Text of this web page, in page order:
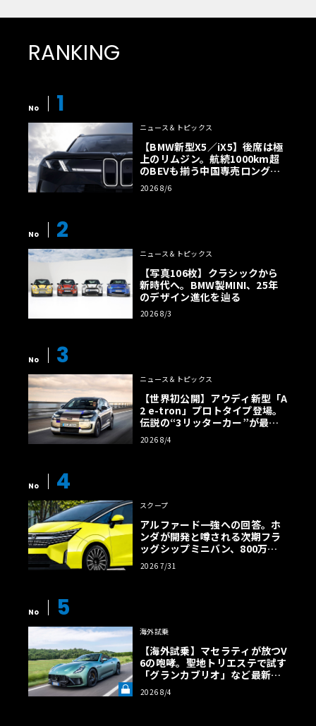
RANKING
No 1
ニュース＆トピックス
【BMW新型X5／iX5】後席は極
上のリムジン。航続1000km超
のBEVも揃う中国専売ロング仕
様の全貌
2026 8/6
No 2
ニュース＆トピックス
【写真106枚】クラシックから
新時代へ。BMW製MINI、25年
のデザイン進化を辿る
2026 8/3
No 3
ニュース＆トピックス
【世界初公開】アウディ新型「A
2 e-tron」プロトタイプ登場。
伝説の“3リッターカー”が最高
効率エントリーBEVとして復活
【画像38枚】
2026 8/4
No 4
スクープ
アルファード一強への回答。ホ
ンダが開発と噂される次期フラ
ッグシップミニバン、800万円
超の勝算【予想CG】
2026 7/31
No 5
海外試乗
【海外試乗】マセラティが放つV
6の咆哮。聖地トリエステで試す
「グランカブリオ」など最新ト
ロフェオ3台の官能評価《LE VO
LANT LAB》
2026 8/4